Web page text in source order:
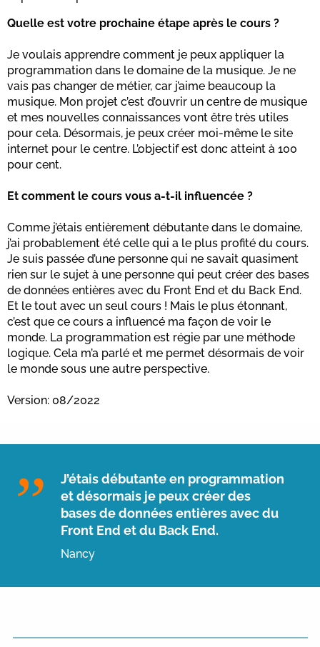
Quelle est votre prochaine étape après le cours ?
Je voulais apprendre comment je peux appliquer la
programmation dans le domaine de la musique. Je ne
vais pas changer de métier, car j’aime beaucoup la
musique. Mon projet c’est d’ouvrir un centre de musique
et mes nouvelles connaissances vont être très utiles
pour cela. Désormais, je peux créer moi-même le site
internet pour le centre. L’objectif est donc atteint à 100
pour cent.
Et comment le cours vous a-t-il influencée ?
Comme j’étais entièrement débutante dans le domaine,
j’ai probablement été celle qui a le plus profité du cours.
Je suis passée d’une personne qui ne savait quasiment
rien sur le sujet à une personne qui peut créer des bases
de données entières avec du Front End et du Back End.
Et le tout avec un seul cours ! Mais le plus étonnant,
c’est que ce cours a influencé ma façon de voir le
monde. La programmation est régie par une méthode
logique. Cela m’a parlé et me permet désormais de voir
le monde sous une autre perspective.
Version: 08/2022
J’étais débutante en programmation
et désormais je peux créer des
bases de données entières avec du
Front End et du Back End.
Nancy